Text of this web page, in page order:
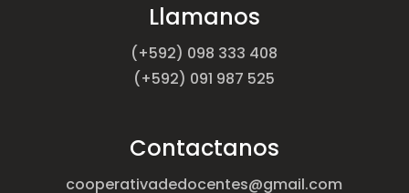
Llamanos
(+592) 098 333 408
(+592) 091 987 525
Contactanos
cooperativadedocentes@gmail.com